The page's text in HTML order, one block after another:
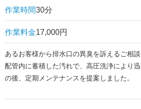
作業時間30分
作業料金17,000円
あるお客様から排水口の異臭を訴えるご相
配管内に蓄積した汚れで、高圧洗浄により
の後、定期メンテナンスを提案しました。